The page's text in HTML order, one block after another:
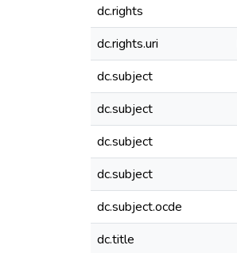
dc.rights
dc.rights.uri
dc.subject
dc.subject
dc.subject
dc.subject
dc.subject.ocde
dc.title